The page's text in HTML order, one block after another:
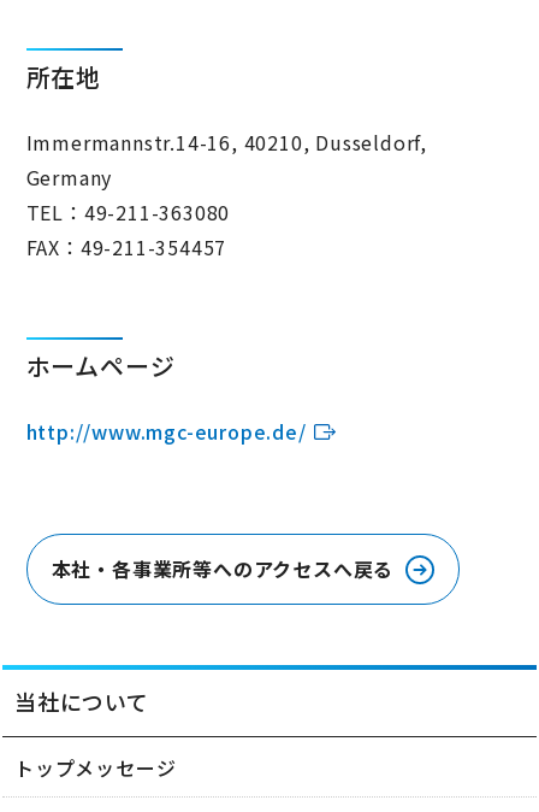
所在地
Immermannstr.14-16, 40210, Dusseldorf,
Germany
TEL：49-211-363080
FAX：49-211-354457
ホームページ
http://www.mgc-europe.de/
本社・各事業所等へのアクセスへ戻る
当社について
トップメッセージ